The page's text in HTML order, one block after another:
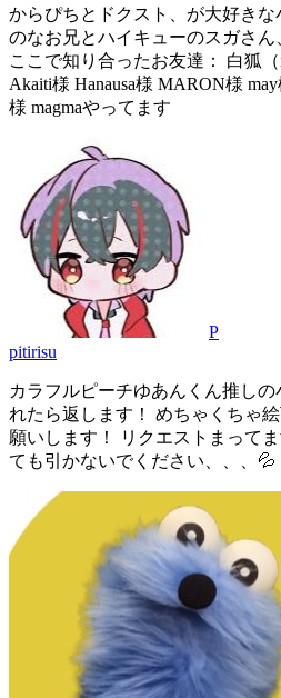
からぴちとドクスト、が大好き
のなお兄とハイキューのスガさん
ここで知り合ったお友達： 白狐（
Akaiti様 Hanausa様 MARON様 may
様 magmaやってます
P
pitirisu
カラフルピーチゆあんくん推しの
れたら返します！ めちゃくちゃ
願いします！ リクエストまって
ても引かないでください、、、💦